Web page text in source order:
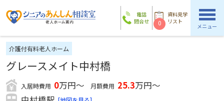
電話
問合せ
資料見学
リスト
0 メニュー
介護付有料老人ホーム
グレースメイト中村橋
入居時費用 0万円～ 月額費用 25.3万円～